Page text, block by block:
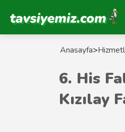
Tavsiyemiz Anasayfa
Anasayfa>
6. His
Kızılay